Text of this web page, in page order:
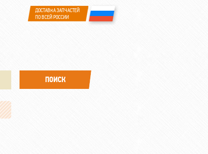
ДОСТАВКА ЗАПЧАСТЕЙ
ПО ВСЕЙ РОССИИ